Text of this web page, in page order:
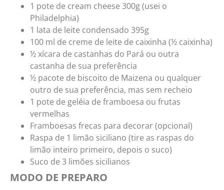
1 pote de cream cheese 300g (usei o
Philadelphia)
1 lata de leite condensado 395g
100 ml de creme de leite de caixinha (½ caixinha)
½ xícara de castanhas do Pará ou outra
castanha de sua preferência
½ pacote de biscoito de Maizena ou qualquer
outro de sua preferência, mas sem recheio
1 pote de geléia de framboesa ou frutas
vermelhas
Framboesas frecas para decorar (opcional)
Raspa de 1 limão siciliano (tire as raspas do
limão inteiro primeiro, depois o suco)
Suco de 3 limões sicilianos
MODO DE PREPARO